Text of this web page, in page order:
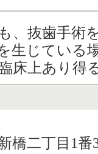
、抜歯手術
生じている
床上あり得
橋二丁目1番